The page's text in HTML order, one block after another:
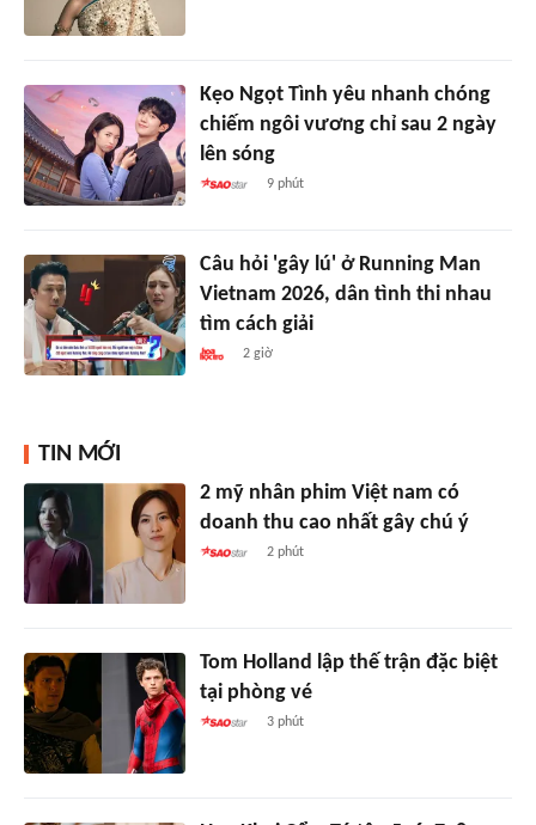
Kẹo Ngọt Tình yêu nhanh chóng
chiếm ngôi vương chỉ sau 2 ngày
lên sóng
9 phút
Câu hỏi 'gây lú' ở Running Man
Vietnam 2026, dân tình thi nhau
tìm cách giải
2 giờ
TIN MỚI
2 mỹ nhân phim Việt nam có
doanh thu cao nhất gây chú ý
2 phút
Tom Holland lập thế trận đặc biệt
tại phòng vé
3 phút